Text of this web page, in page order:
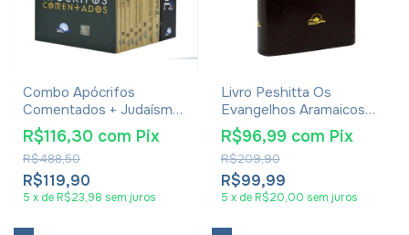
Combo Apócrifos
Comentados + Judaísmo
E Messianismo
R$119,90
R$488,50
R$116,30 com Pix
5 x de R$23,98 sem juros
Livro Peshitta Os
Evangelhos Aramaicos
De Yeshua Edição
Bilíngue - Tsadok Ben
Derech - Capa Luxo
Marrom
R$99,99
R$209,90
R$96,99 com Pix
5 x de R$20,00 sem juros